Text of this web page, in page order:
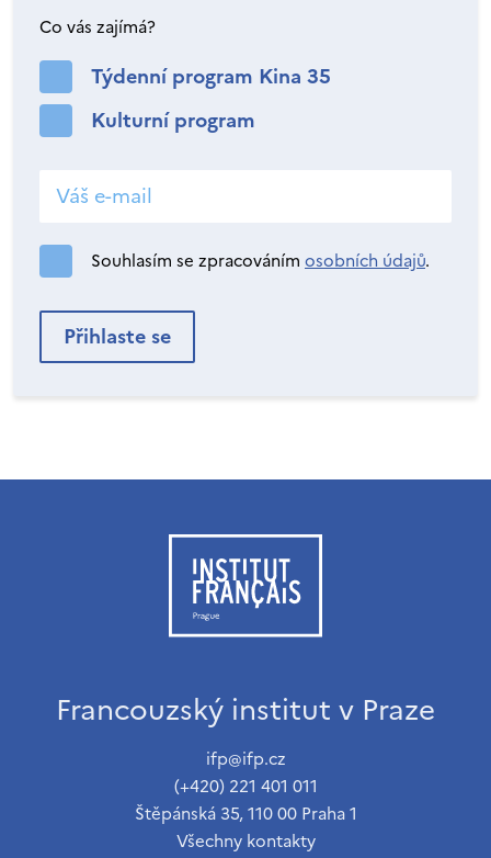
Co vás zajímá?
Týdenní program Kina 35
Kulturní program
Souhlasím se zpracováním osobních údajů.
Francouzský institut v Praze
ifp@ifp.cz
(+420) 221 401 011
Štěpánská 35, 110 00 Praha 1
Všechny kontakty